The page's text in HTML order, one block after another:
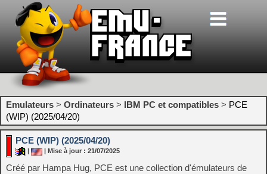
Emulateurs > Ordinateurs > IBM PC et compatibles > PCE
(WIP) (2025/04/20)
PCE (WIP) (2025/04/20)
| Mise à jour : 21/07/2025
Créé par Hampa Hug, PCE est une collection d'émulateurs de